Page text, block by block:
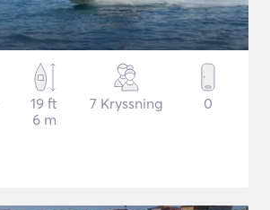
19 ft
6 m
7 Kryssning 0